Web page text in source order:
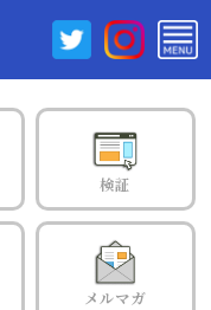
検証
メルマガ